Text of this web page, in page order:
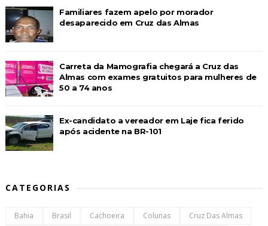
Familiares fazem apelo por morador
desaparecido em Cruz das Almas
Carreta da Mamografia chegará a Cruz das
Almas com exames gratuitos para mulheres de
50 a 74 anos
Ex-candidato a vereador em Laje fica ferido
após acidente na BR-101
CATEGORIAS
Bahia Brasil Cachoeira Colunas
Cruz Das Almas